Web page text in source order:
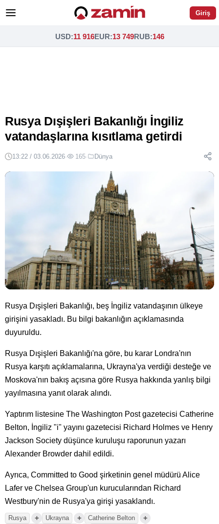
Giriş
USD:11 916EUR:13 749RUB:146
Rusya Dışişleri Bakanlığı İngiliz
vatandaşlarına kısıtlama getirdi
13:22 / 03.06.2026· 165· Dünya
Rusya Dışişleri Bakanlığı, beş İngiliz vatandaşının ülkeye
girişini yasakladı. Bu bilgi bakanlığın açıklamasında
duyuruldu.
Rusya Dışişleri Bakanlığı'na göre, bu karar Londra'nın
Rusya karşıtı açıklamalarına, Ukrayna'ya verdiği desteğe ve
Moskova'nın bakış açısına göre Rusya hakkında yanlış bilgi
yayılmasına yanıt olarak alındı.
Yaptırım listesine The Washington Post gazetecisi Catherine
Belton, İngiliz "i" yayını gazetecisi Richard Holmes ve Henry
Jackson Society düşünce kuruluşu raporunun yazarı
Alexander Browder dahil edildi.
Ayrıca, Committed to Good şirketinin genel müdürü Alice
Lafer ve Chelsea Group'un kurucularından Richard
Westbury'nin de Rusya'ya girişi yasaklandı.
Rusya + Ukrayna + Catherine Belton +